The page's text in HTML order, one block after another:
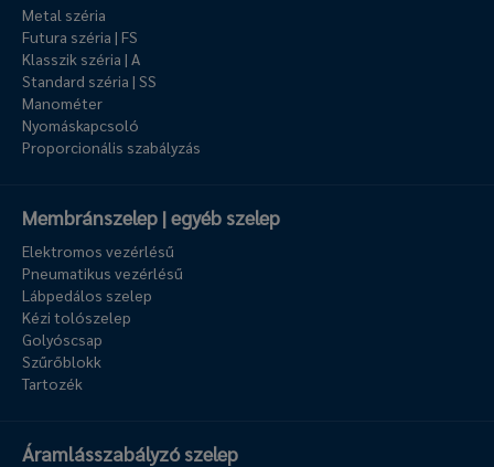
Metal széria
Futura széria | FS
Klasszik széria | A
Standard széria | SS
Manométer
Nyomáskapcsoló
Proporcionális szabályzás
Membránszelep | egyéb szelep
Elektromos vezérlésű
Pneumatikus vezérlésű
Lábpedálos szelep
Kézi tolószelep
Golyóscsap
Szűrőblokk
Tartozék
Áramlásszabályzó szelep